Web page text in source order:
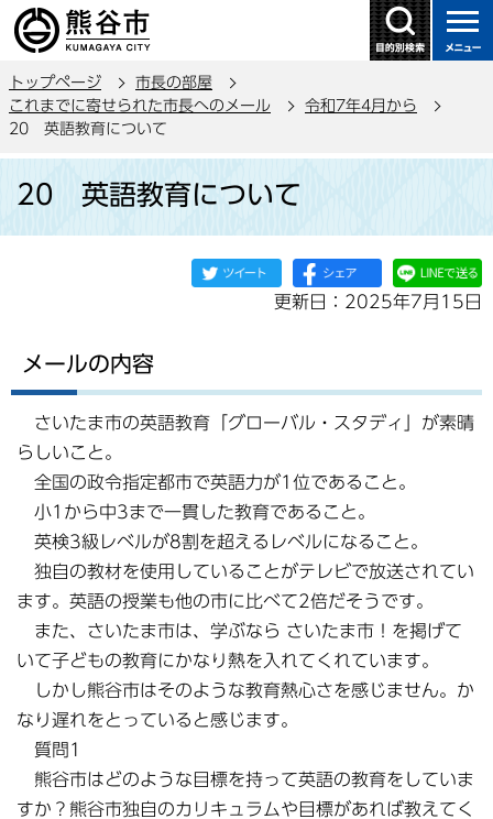
の
ー
ジ
で
トップページ
市長の部屋
これまでに寄せられた市長へのメール
令和7年4月から
20 英語教育について
20 英語教育について
更新日：2025年7月15日
メールの内容
さいたま市の英語教育「グローバル・スタディ」が素晴
らしいこと。
全国の政令指定都市で英語力が1位であること。
小1から中3まで一貫した教育であること。
英検3級レベルが8割を超えるレベルになること。
独自の教材を使用していることがテレビで放送されてい
ます。英語の授業も他の市に比べて2倍だそうです。
また、さいたま市は、学ぶなら さいたま市！を掲げて
いて子どもの教育にかなり熱を入れてくれています。
しかし熊谷市はそのような教育熱心さを感じません。か
なり遅れをとっていると感じます。
質問1
熊谷市はどのような目標を持って英語の教育をしていま
すか？熊谷市独自のカリキュラムや目標があれば教えてく